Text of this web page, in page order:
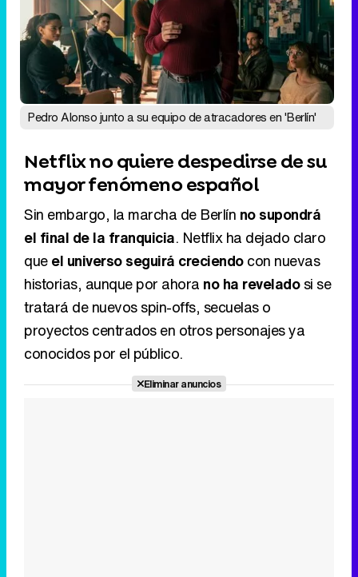
Pedro Alonso junto a su equipo de atracadores en 'Berlín'
Netflix no quiere despedirse de su
mayor fenómeno español
Sin embargo, la marcha de Berlín no supondrá
el final de la franquicia. Netflix ha dejado claro
queel universo seguirá creciendocon nuevas
historias, aunque por ahora no ha reveladosi se
tratará de nuevos spin-offs, secuelas o
proyectos centrados en otros personajes ya
conocidos por el público.
Eliminar anuncios